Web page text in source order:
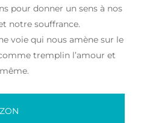
pour donner un sens à nos
notre souffrance.
voie qui nous amène sur le
tremplin l’amour et